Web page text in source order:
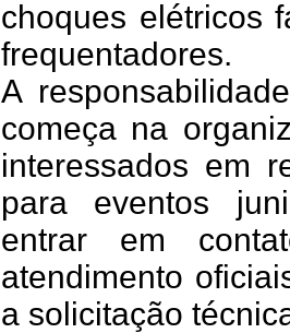
choques elétricos
frequentadores.
A
começa na
interessados em
para eventos
entrar em
atendimento
a solicitação